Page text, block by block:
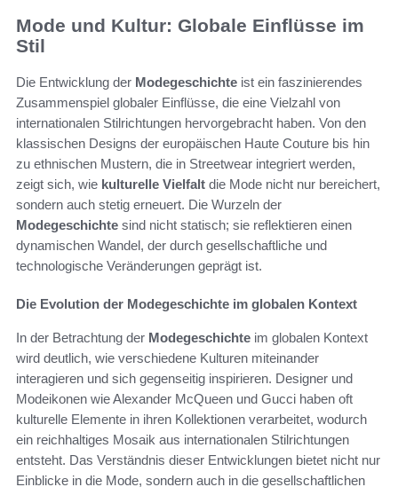
Mode und Kultur: Globale Einflüsse im
Stil
Die Entwicklung der Modegeschichte ist ein faszinierendes
Zusammenspiel globaler Einflüsse, die eine Vielzahl von
internationalen Stilrichtungen hervorgebracht haben. Von den
klassischen Designs der europäischen Haute Couture bis hin
zu ethnischen Mustern, die in Streetwear integriert werden,
zeigt sich, wie kulturelle Vielfalt die Mode nicht nur bereichert,
sondern auch stetig erneuert. Die Wurzeln der
Modegeschichte sind nicht statisch; sie reflektieren einen
dynamischen Wandel, der durch gesellschaftliche und
technologische Veränderungen geprägt ist.
Die Evolution der Modegeschichte im globalen Kontext
In der Betrachtung der Modegeschichte im globalen Kontext
wird deutlich, wie verschiedene Kulturen miteinander
interagieren und sich gegenseitig inspirieren. Designer und
Modeikonen wie Alexander McQueen und Gucci haben oft
kulturelle Elemente in ihren Kollektionen verarbeitet, wodurch
ein reichhaltiges Mosaik aus internationalen Stilrichtungen
entsteht. Das Verständnis dieser Entwicklungen bietet nicht nur
Einblicke in die Mode, sondern auch in die gesellschaftlichen